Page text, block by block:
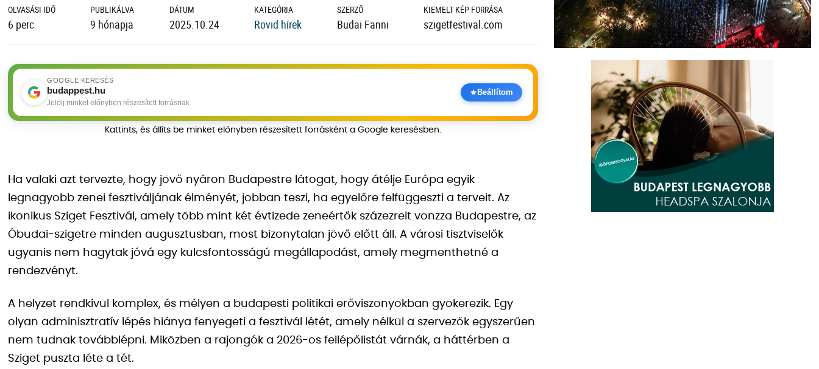
OLVASÁSI IDŐ
6 perc
PUBLIKÁLVA
9 hónapja
DÁTUM
2025.10.24
KATEGÓRIA
Rövid hírek
SZERZŐ
Budai Fanni
KIEMELT KÉP FORRÁSA
szigetfestival.com
GOOGLE KERESÉS
budappest.hu
Jelölj minket előnyben részesített forrásnak
Beállítom
Kattints, és állíts be minket előnyben részesített forrásként a Google keresésben.
Ha valaki azt tervezte, hogy jövő nyáron Budapestre látogat, hogy átélje Európa egyik
legnagyobb zenei fesztiváljának élményét, jobban teszi, ha egyelőre felfüggeszti a terveit. Az
ikonikus Sziget Fesztivál, amely több mint két évtizede zeneértők százezreit vonzza Budapestre, az
Óbudai-szigetre minden augusztusban, most bizonytalan jövő előtt áll. A városi tisztviselők
ugyanis nem hagytak jóvá egy kulcsfontosságú megállapodást, amely megmenthetné a
rendezvényt.
A helyzet rendkívül komplex, és mélyen a budapesti politikai erőviszonyokban gyökerezik. Egy
olyan adminisztratív lépés hiánya fenyegeti a fesztivál létét, amely nélkül a szervezők egyszerűen
nem tudnak továbblépni. Miközben a rajongók a 2026-os fellépőlistát várnák, a háttérben a
Sziget puszta léte a tét.